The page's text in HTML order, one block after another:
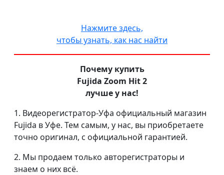
Нажмите здесь,
чтобы узнать, как нас найти
Почему купить
Fujida Zoom Hit 2
лучше у нас!
1. Видеорегистратор-Уфа официальный магазин
Fujida в Уфе. Тем самым, у нас, вы приобретаете
точно оригинал, с официальной гарантией.
2. Мы продаем только авторегистраторы и
знаем о них всё.